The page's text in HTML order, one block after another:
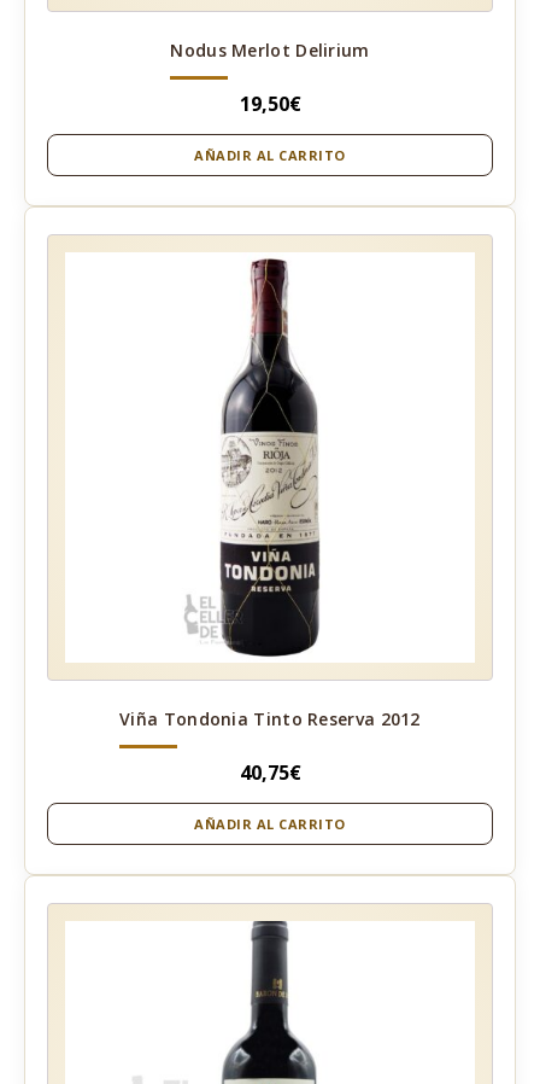
Nodus Merlot Delirium
19,50€
AÑADIR AL CARRITO
Viña Tondonia Tinto Reserva 2012
40,75€
AÑADIR AL CARRITO